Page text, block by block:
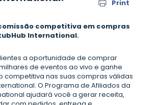
Print
competitiva em compras
International.
a oportunidade de comprar
de eventos ao vivo e ganhe
competitiva nas suas compras válidas
O Programa de Afiliados da
ajudará você a gerar receita,